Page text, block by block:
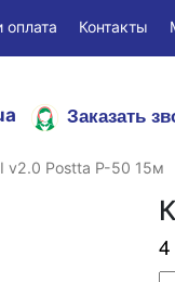
оплата Контакты
Заказать
v2.0 Postta P-50 15м